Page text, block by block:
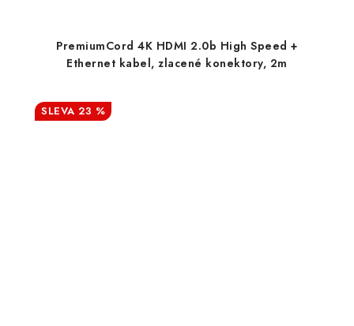
PremiumCord 4K HDMI 2.0b High Speed +
Ethernet kabel, zlacené konektory, 2m
23 %